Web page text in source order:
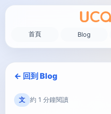
首頁 Blog
← 回到 Blog
文 約 1 分鐘閱讀